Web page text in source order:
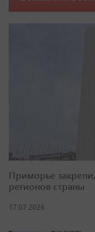
Приморье
регионов страны
17.07.2026